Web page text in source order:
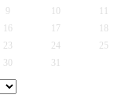
9
16 17
23 24
25
30 31